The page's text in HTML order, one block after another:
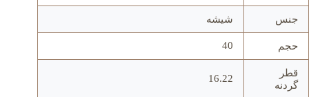
جنس شيشه
حجم 40
قطر
گردنه
16.22